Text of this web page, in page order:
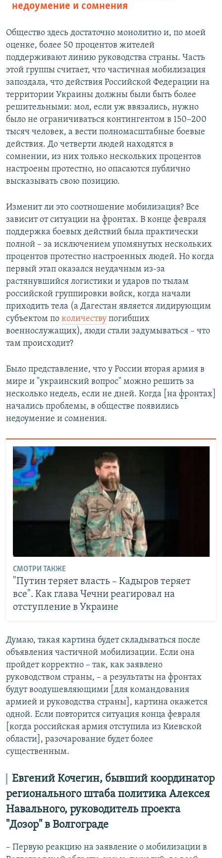
недоумение и сомнения
Общество здесь достаточно монолитно и, по моей
оценке, более 50 процентов жителей
поддерживают линию руководства страны. Часть
этой группы считает, что частичная мобилизация
запоздала, что действия Российской Федерации на
территории Украины должны были быть более
решительными: мол, если уж ввязались, нужно
было не ограничиваться контингентом в 150–200
тысяч человек, а вести полномасштабные боевые
действия. До четверти людей находятся в
сомнении, из них только нескольких процентов
настроены протестно, но опасаются публично
высказывать свою позицию.
Изменит ли это соотношение мобилизация? Все
зависит от ситуации на фронтах. В конце февраля
поддержка боевых действий была практически
полной – за исключением упомянутых нескольких
процентов протестно настроенных людей. Но когда
первый этап оказался неудачным из-за
растянувшийся логистики и ударов по тылам
российской группировки войск, когда начали
приходить тела (а Дагестан является лидирующим
субъектом по количеству погибших
военнослужащих), люди стали задумываться – что
там происходит?
Было представление, что у России вторая армия в
мире и "украинский вопрос" можно решить за
несколько недель, если не дней. Когда [на фронтах]
начались проблемы, в обществе появились
недоумение и сомнения.
СМОТРИ ТАКЖЕ
"Путин теряет власть – Кадыров теряет
все". Как глава Чечни реагировал на
отступление в Украине
Думаю, такая картина будет складываться после
объявления частичной мобилизации. Если она
пройдет корректно – так, как заявлено
руководством страны, – а результаты на фронтах
будут воодушевляющими [для командования
армией и руководства страны], картина окажется
одной. Если повторится ситуация конца февраля
[когда российская армия отступила из Киевской
области], разочарование будет более
существенным.
Евгений Кочегин, бывший координатор
регионального штаба политика Алексея
Навального, руководитель проекта
"Дозор" в Волгограде
– Первую реакцию на заявление о мобилизации в